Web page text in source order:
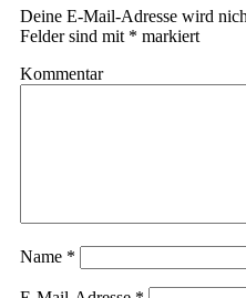
Deine E-Mail-Adresse wird
Felder sind mit * markiert
Kommentar
Name *